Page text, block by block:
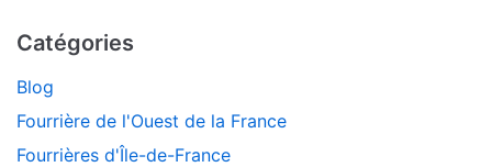
Catégories
Blog
Fourrière de l'Ouest de la France
Fourrières d'Île-de-France